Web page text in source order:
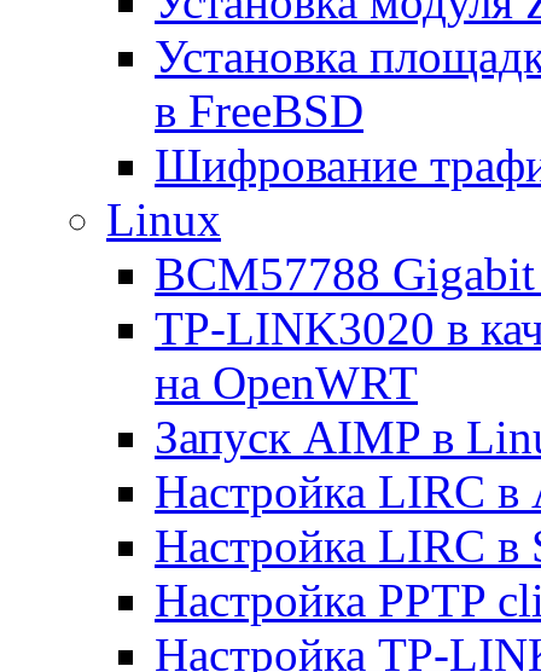
Установка
в FreeBSD
Шифрование
Linux
BCM57788
TP-LINK3020 в
на OpenWRT
Запуск AIMP в
Настройка LIRC
Настройка LIRC
Настройка PPTP
Настройка TP-